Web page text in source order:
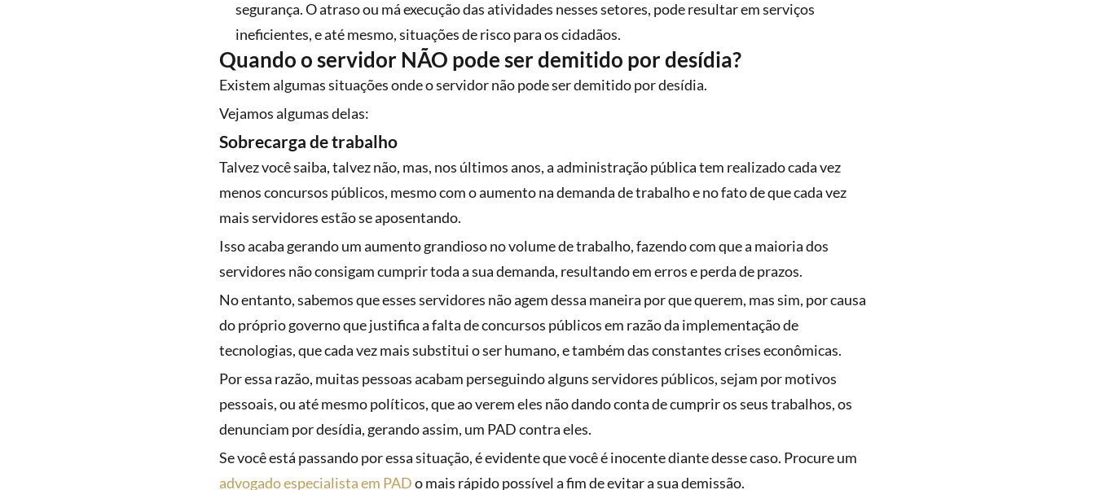
segurança. O atraso ou má execução das atividades nesses setores, pode resultar em serviços
ineficientes, e até mesmo, situações de risco para os cidadãos.
Quando o servidor NÃO pode ser demitido por desídia?
Existem algumas situações onde o servidor não pode ser demitido por desídia.
Vejamos algumas delas:
Sobrecarga de trabalho
Talvez você saiba, talvez não, mas, nos últimos anos, a administração pública tem realizado cada vez
menos concursos públicos, mesmo com o aumento na demanda de trabalho e no fato de que cada vez
mais servidores estão se aposentando.
Isso acaba gerando um aumento grandioso no volume de trabalho, fazendo com que a maioria dos
servidores não consigam cumprir toda a sua demanda, resultando em erros e perda de prazos.
No entanto, sabemos que esses servidores não agem dessa maneira por que querem, mas sim, por causa
do próprio governo que justifica a falta de concursos públicos em razão da implementação de
tecnologias, que cada vez mais substitui o ser humano, e também das constantes crises econômicas.
Por essa razão, muitas pessoas acabam perseguindo alguns servidores públicos, sejam por motivos
pessoais, ou até mesmo políticos, que ao verem eles não dando conta de cumprir os seus trabalhos, os
denunciam por desídia, gerando assim, um PAD contra eles.
Se você está passando por essa situação, é evidente que você é inocente diante desse caso. Procure um
advogado especialista em PADo mais rápido possível a fim de evitar a sua demissão.